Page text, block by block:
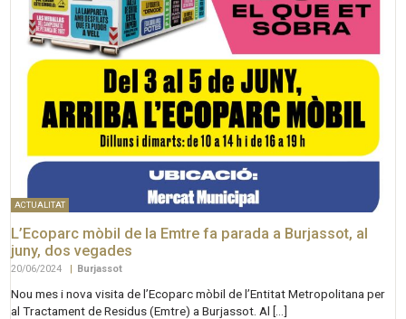
ACTUALITAT
L’Ecoparc mòbil de la Emtre fa parada a Burjassot, al
juny, dos vegades
20/06/2024 Burjassot
Nou mes i nova visita de l’Ecoparc mòbil de l’Entitat Metropolitana per
al Tractament de Residus (Emtre) a Burjassot. Al […]